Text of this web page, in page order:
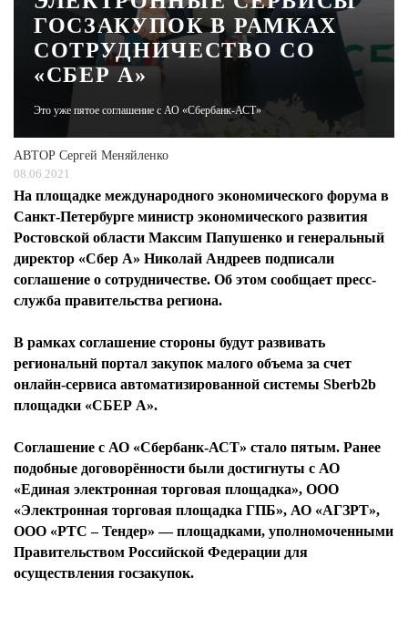
ЖУРНАЛ
ГОСЗАКУПОК В РАМКАХ
СОТРУДНИЧЕСТВО СО
«СБЕР А»
Это уже пятое соглашение с АО «Сбербанк-АСТ»
АВТОР Сергей Меняйленко
08.06.2021
На площадке международного экономического форума в
Санкт-Петербурге министр экономического развития
Ростовской области Максим Папушенко и генеральный
директор «Сбер А» Николай Андреев подписали
соглашение о сотрудничестве. Об этом сообщает пресс-
служба правительства региона.
В рамках соглашение стороны будут развивать
региональнй портал закупок малого объема за счет
онлайн-сервиса автоматизированной системы Sberb2b
площадки «СБЕР А».
Соглашение с АО «Сбербанк-АСТ» стало пятым. Ранее
подобные договорённости были достигнуты с АО
«Единая электронная торговая площадка», ООО
«Электронная торговая площадка ГПБ», АО «АГЗРТ»,
OOO «РТС – Тендер» — площадками, уполномоченными
Правительством Российской Федерации для
осуществления госзакупок.